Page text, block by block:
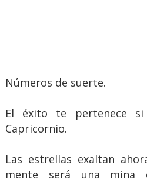
Números de suerte.
El éxito te pertenece
Capricornio.
Las estrellas exaltan
mente será una mina